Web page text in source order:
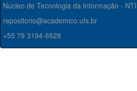
Núcleo de Tecnologia da Informação - NTI
repositorio@academico.ufs.br
+55 79 3194-6528